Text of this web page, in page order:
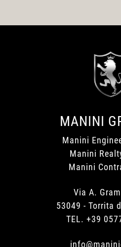
MANINI
Manini
Manini
Manini
Via A.
53049 - Torrita
TEL. +39